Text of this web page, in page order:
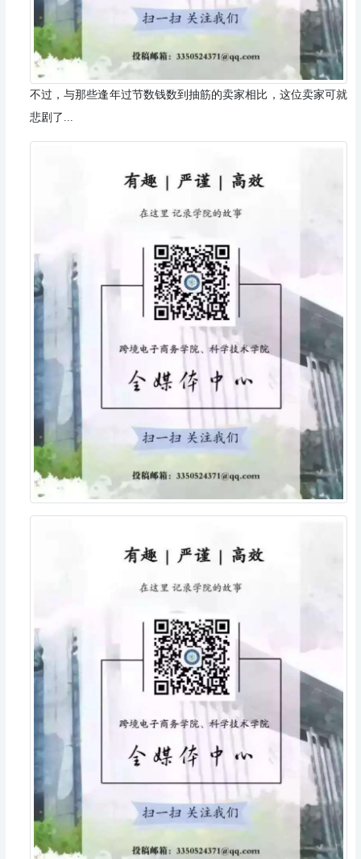
不过，与那些逢年过节数钱数到抽筋的卖家相比，这位卖家可就
悲剧了...